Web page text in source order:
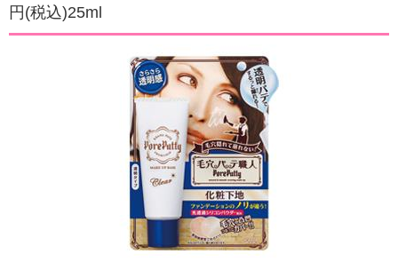
円(税込)25ml